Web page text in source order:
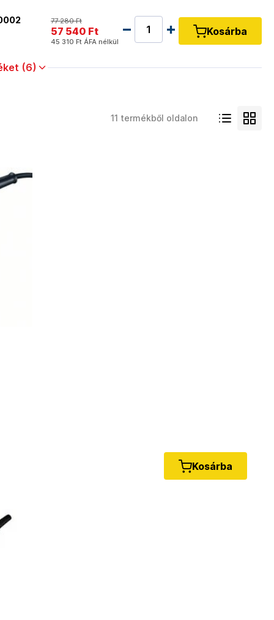
77 280 Ft
57 540 Ft
45 310 Ft ÁFA nélkül
Kosárba
(6)
11 termékből oldalon
Kosárba